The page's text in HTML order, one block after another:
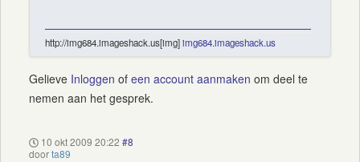
http://img684.imageshack.us[img]img684.imageshack.us
Gelieve Inloggen of een account aanmaken om deel te
nemen aan het gesprek.
10 okt 2009 20:22 #8
doorta89